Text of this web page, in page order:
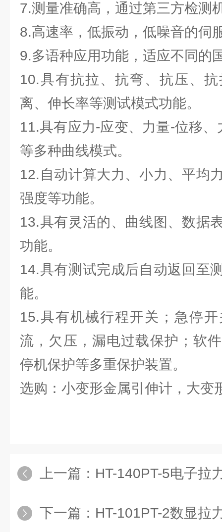
7.测量准确高，通过第三方检测
8.高速率，低振动，低噪音的伺
9.多语种应用功能，适应不同
10.具有抗拉、抗弯、抗压、
离、伸长率等测试模式功能。
11.具有应力-应变、力量-位移
等多种曲线模式。
12.自动计算大力、小力、平均
强度等功能。
13.具有灵活的、曲线图、数据
功能。
14.具有测试完成后自动返回至
能。
15.具有机械行程开关；急停
流，欠压，漏电过载保护；软
停机保护等多重保护装置。
选购：小变形金属引伸计，大变
上一篇： HT-140PT-5电子拉
下一篇： HT-101PT-2数显拉